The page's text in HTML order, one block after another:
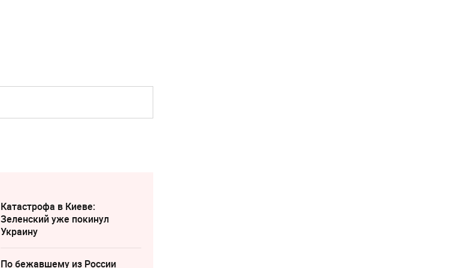
Катастрофа в Киеве:
Зеленский уже покинул
Украину
По бежавшему из России